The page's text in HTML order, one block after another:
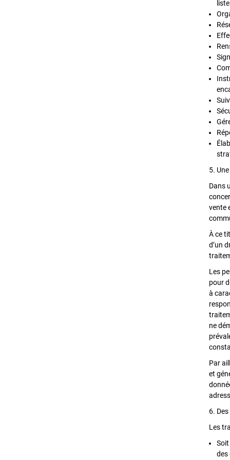
5.
Dans
vente
À ce
d’un
Les
pour
à
ne
Par
et
6.
Les
des